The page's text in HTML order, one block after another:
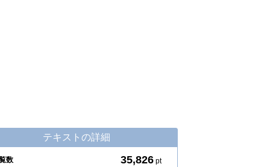
テキストの詳細
数 35,826 pt